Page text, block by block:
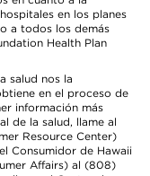
en los planes
a todos los demás
Health Plan
salud nos la
en el proceso de
información más
de la salud, llame al
Resource Center)
Consumidor de Hawaii
Affairs) al (808)